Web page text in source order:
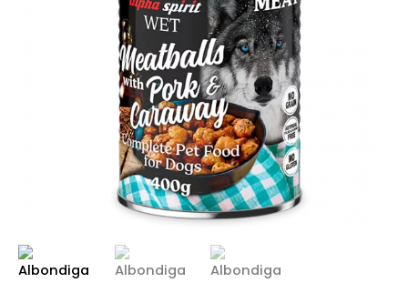
desde
1,99 €
hasta
2,95 €